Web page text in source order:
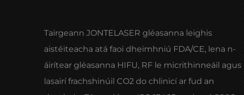
Tairgeann JONTELASER gléasanna leighis
aistéiteacha atá faoi dheimhniú FDA/CE, lena n-
áirítear gléasanna HIFU, RF le micrithinneáil agus
lasairí frachshinúil CO2 do chlinicí ar fud an